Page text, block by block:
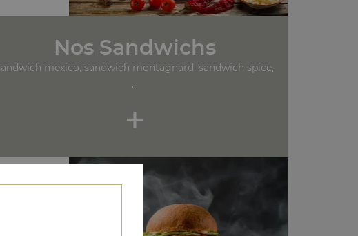
Nos Sandwichs
mexico, sandwich montagnard, sandwich spice,
...
+
chef, ...